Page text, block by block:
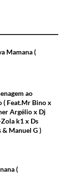
Mamana (
ao
( Feat.Mr Bino x
Argélio x Dj
k1 x Ds
& Manuel G )
(